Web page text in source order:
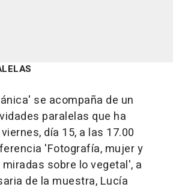
se acompaña de un
paralelas que ha
día 15, a las 17.00
'Fotografía, mujer y
sobre lo vegetal', a
de la muestra, Lucía